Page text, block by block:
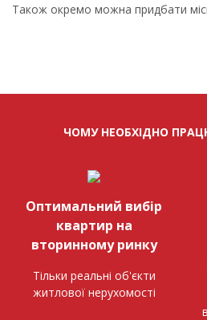
Також окремо можна придбати
ЧОМУ НЕОБХІДНО
Оптимальний вибір
квартир на
вторинному ринку
Тільки реальні об'єкти
житлової нерухомості